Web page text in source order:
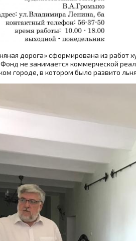
дорога» сформирована из работ
Фонд не занимается коммерческой
городе, в котором было развито